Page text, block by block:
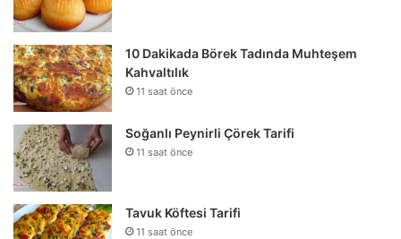
10 Dakikada Börek Tadında Muhteşem
Kahvaltılık
11 saat önce
Soğanlı Peynirli Çörek Tarifi
11 saat önce
Tavuk Köftesi Tarifi
11 saat önce